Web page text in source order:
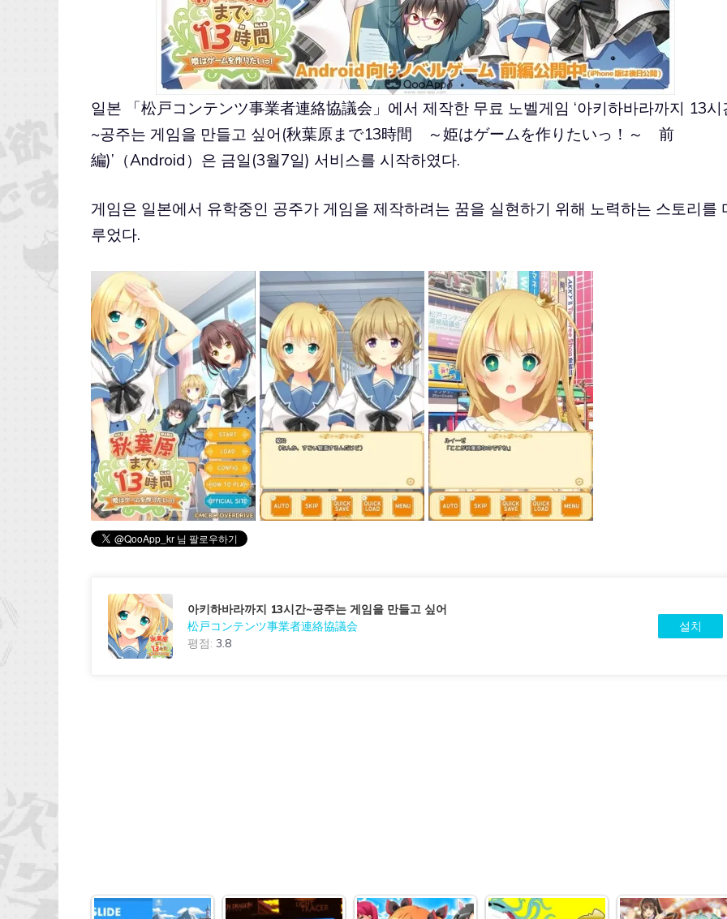
일본 「松戸コンテンツ事業者連絡協議会」에서 제작한 무료 노벨게임 ‘아키하바라까지 13시
~공주는 게임을 만들고 싶어(秋葉原まで13時間 ～姫はゲームを作りたいっ！～ 前
編)’（Android）은 금일(3월7일) 서비스를 시작하였다.
게임은 일본에서 유학중인 공주가 게임을 제작하려는 꿈을 실현하기 위해 노력하는 스토리를
루었다.
아키하바라까지 13시간~공주는 게임을 만들고 싶어
松戸コンテンツ事業者連絡協議会
평점: 3.8
설치